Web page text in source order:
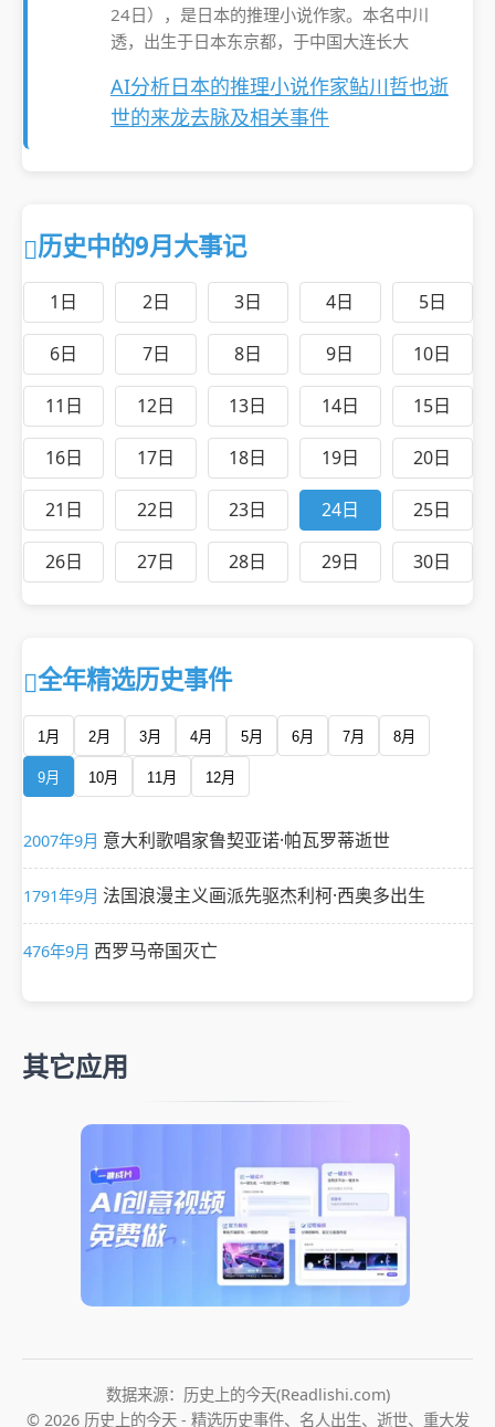
24日），是日本的推理小说作家。本名中川
透，出生于日本东京都，于中国大连长大
AI分析日本的推理小说作家鲇川哲也逝
世的来龙去脉及相关事件
历史中的9月大事记
1日 2日 3日 4日 5日
6日 7日 8日 9日 10日
11日 12日 13日 14日 15日
16日 17日 18日 19日 20日
21日 22日 23日 24日 25日
26日 27日 28日 29日 30日
全年精选历史事件
1月 2月 3月 4月 5月 6月 7月 8月
9月 10月 11月 12月
2007年9月 意大利歌唱家鲁契亚诺·帕瓦罗蒂逝世
1791年9月 法国浪漫主义画派先驱杰利柯·西奥多出生
476年9月 西罗马帝国灭亡
其它应用
数据来源：历史上的今天(Readlishi.com)
© 2026 历史上的今天 - 精选历史事件、名人出生、逝世、重大发